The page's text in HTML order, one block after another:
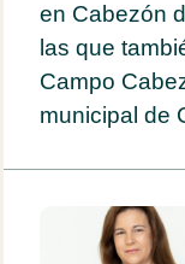
en Cabezón
las que
Campo
municipal de